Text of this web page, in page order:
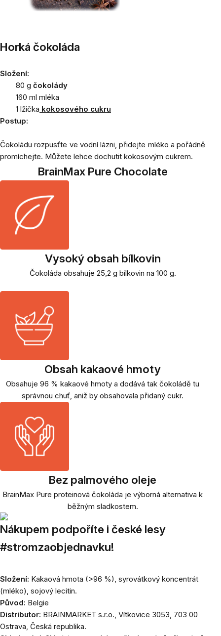
Horká čokoláda
Složení:
80 g čokolády
160 ml mléka
1 lžička kokosového cukru
Postup:
Čokoládu rozpusťte ve vodní lázni, přidejte mléko a pořádně
promíchejte. Můžete lehce dochutit kokosovým cukrem.
BrainMax Pure Chocolate
Vysoký obsah bílkovin
Čokoláda obsahuje 25,2 g bílkovin na 100 g.
Obsah kakaové hmoty
Obsahuje 96 % kakaové hmoty a dodává tak čokoládě tu
správnou chuť, aniž by obsahovala přidaný cukr.
Bez palmového oleje
BrainMax Pure proteinová čokoláda je výborná alternativa k
běžným sladkostem.
Nákupem podpoříte i české lesy
#stromzaobjednavku!
Složení: Kakaová hmota (>96 %), syrovátkový koncentrát
(mléko), sojový lecitin.
Původ: Belgie
Distributor: BRAINMARKET s.r.o., Vítkovice 3053, 703 00
Ostrava, Česká republika.